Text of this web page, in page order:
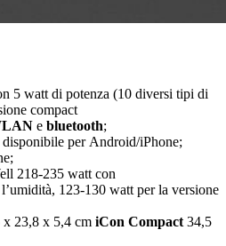
5 watt di potenza (10 diversi tipi di
compact
e bluetooth;
disponibile per Android/iPhone;
218-235 watt con
123-130 watt per la versione
x 23,8 x 5,4 cm iCon Compact 34,5